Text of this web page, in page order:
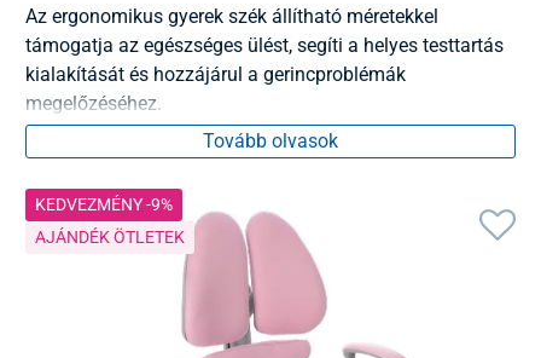
Az ergonomikus gyerek szék állítható méretekkel
támogatja az egészséges ülést, segíti a helyes testtartás
kialakítását és hozzájárul a gerincproblémák
megelőzéséhez.
Tovább olvasok
KEDVEZMÉNY -9%
AJÁNDÉK ÖTLETEK